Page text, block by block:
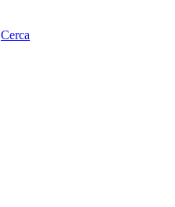
Cerca